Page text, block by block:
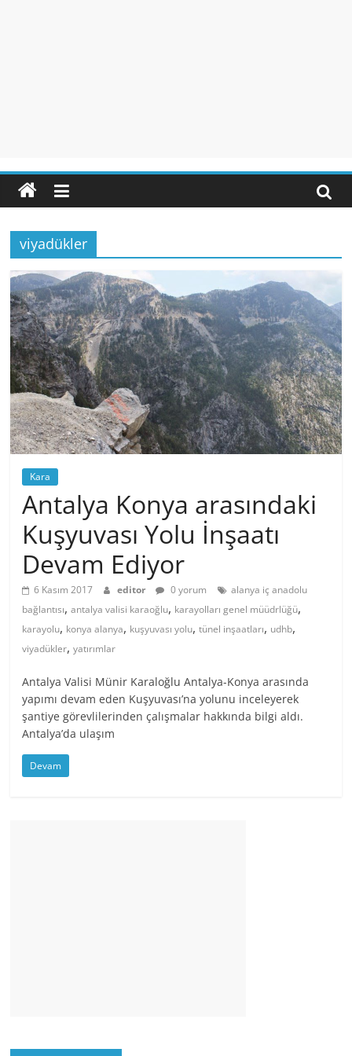
viyadükler
Kara
Antalya Konya arasındaki
Kuşyuvası Yolu İnşaatı
Devam Ediyor
6 Kasım 2017 editor 0 yorum
alanya iç anadolu
bağlantısı,antalya valisi karaoğlu, karayolları genel müüdrlüğü,
karayolu, konya alanya, kuşyuvası yolu,tünel inşaatları, udhb,
viyadükler,yatırımlar
Antalya Valisi Münir Karaloğlu Antalya-Konya arasında
yapımı devam eden Kuşyuvası’na yolunu inceleyerek
şantiye görevlilerinden çalışmalar hakkında bilgi aldı.
Antalya’da ulaşım
Devam